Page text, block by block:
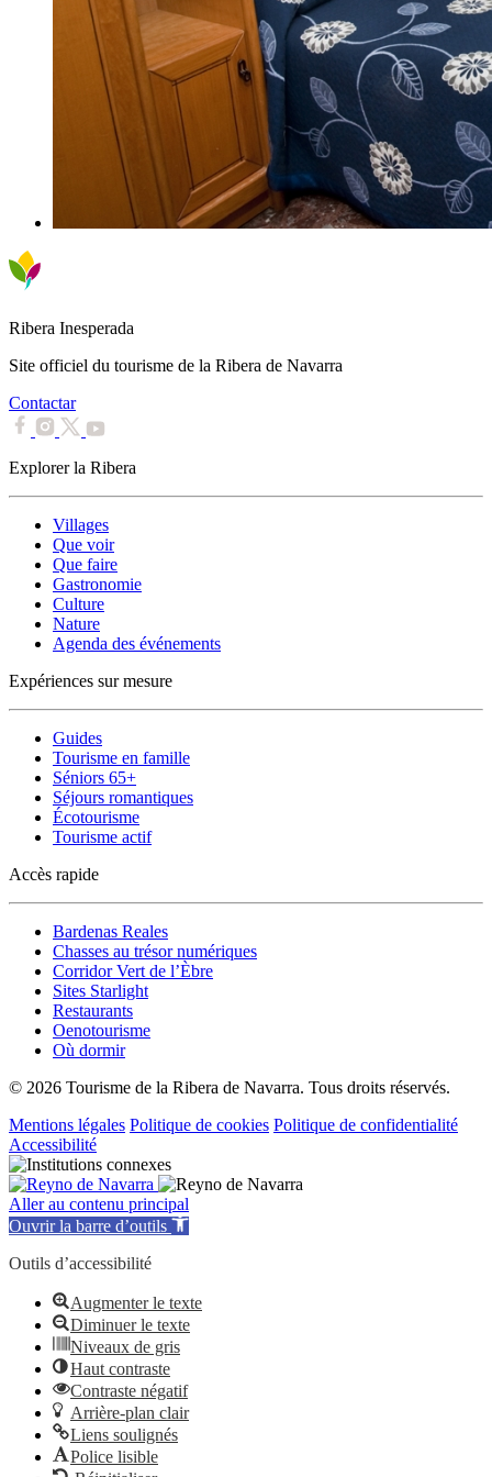
Ribera Inesperada
Site officiel du tourisme de la Ribera de Navarra
Contactar
Explorer la Ribera
Villages
Que voir
Que faire
Gastronomie
Culture
Nature
Agenda des événements
Expériences sur mesure
Guides
Tourisme en famille
Séniors 65+
Séjours romantiques
Écotourisme
Tourisme actif
Accès rapide
Bardenas Reales
Chasses au trésor numériques
Corridor Vert de l’Èbre
Sites Starlight
Restaurants
Oenotourisme
Où dormir
© 2026 Tourisme de la Ribera de Navarra. Tous droits réservés.
Mentions légales Politique de cookies Politique de confidentialité
Accessibilité
Aller au contenu principal
Ouvrir la barre d’outils
Outils d’accessibilité
Augmenter le texte
Diminuer le texte
Niveaux de gris
Haut contraste
Contraste négatif
Arrière-plan clair
Liens soulignés
Police lisible